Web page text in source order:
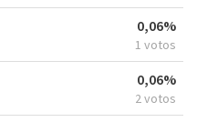
0,06%
1 votos
0,06%
2 votos